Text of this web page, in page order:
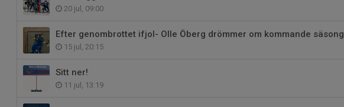
20 jul, 09:00
Efter genombrottet ifjol- Olle Öberg drömmer om kommande säsong
15 jul, 20:15
Sitt ner!
11 jul, 13:19